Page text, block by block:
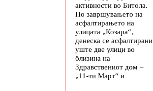
активности во Битола.
По завршувањето на
асфалтирањето на
улицата „Козара“,
денеска се асфалтирани
уште две улици во
близина на
Здравствениот дом –
„11-ти Март“ и